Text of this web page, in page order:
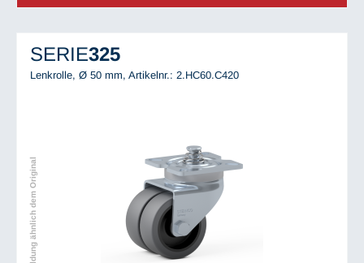
SERIE325
Lenkrolle, Ø 50 mm, Artikelnr.: 2.HC60.C420
Abbildung ähnlich dem Original